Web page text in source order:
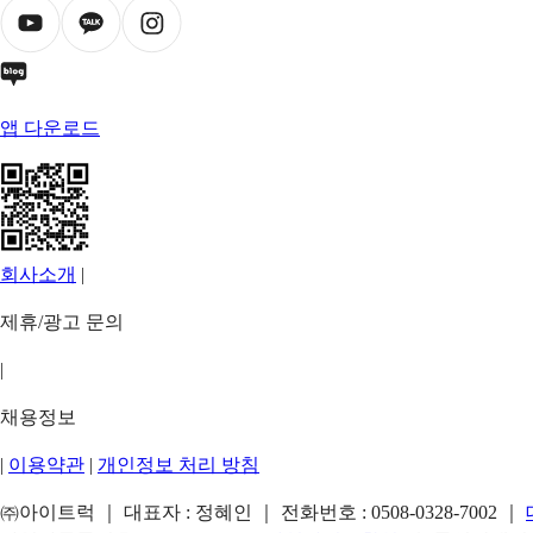
앱 다운로드
회사소개 |
제휴/광고 문의
|
채용정보
| 이용약관 | 개인정보 처리 방침
㈜아이트럭 ｜ 대표자 : 정혜인 ｜ 전화번호 : 0508-0328-7002